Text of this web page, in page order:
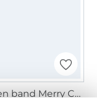
Satijnen band Merry Christmas 25 mm, rood